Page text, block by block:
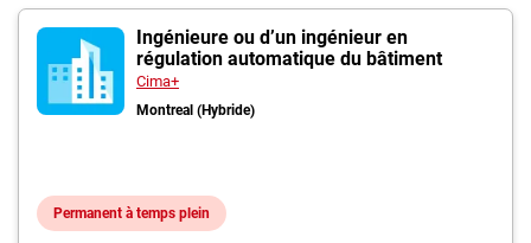
Ingénieure ou d’un ingénieur en
régulation automatique du bâtiment
Cima+
Montreal (Hybride)
Permanent à temps plein